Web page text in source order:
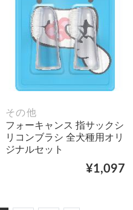
その他
フォーキャンス 指サックシ
リコンブラシ 全犬種用オリ
ジナルセット
¥1,097